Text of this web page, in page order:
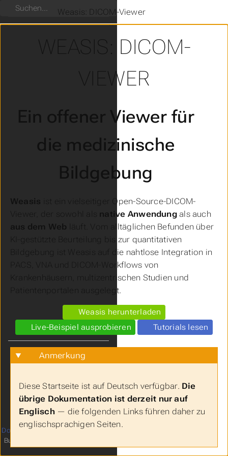
Weasis: DICOM-Viewer
WEASIS: DICOM-
VIEWER
Ein offener Viewer für
die medizinische
Bildgebung
Weasis ist ein vielseitiger Open-Source-DICOM-
Viewer, der sowohl als native Anwendungals auch
aus dem Web läuft. Vom alltäglichen Befunden über
KI-gestützte Beurteilung bis zur quantitativen
Bildgebung ist Weasis auf die nahtlose Integration in
PACS, VNA und DICOM-Workflows von
Krankenhäusern, multizentrischen Studien und
Patientenportalen ausgelegt.
Weasis herunterladen
Live-Beispiel ausprobieren
Tutorials lesen
Anmerkung
Diese Startseite ist auf Deutsch verfügbar. Die
übrige Dokumentation ist derzeit nur auf
Englisch— die folgenden Links führen daher zu
englischsprachigen Seiten.
Suchen
Sprache
Documentation licensed under
Built with